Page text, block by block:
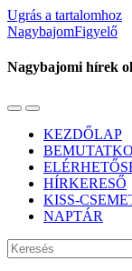
Ugrás a tartalomhoz
NagybajomFigyelő
Nagybajomi hírek
Váltás
mobil
menüre
Használja
keresés
mezőt
KEZDŐLAP
HÍRKERESŐ
KISS-
NAPTÁR